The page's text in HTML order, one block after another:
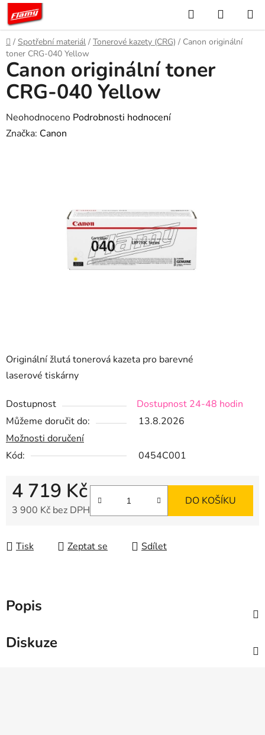
Přejít
obsah
Hledat
KOŠÍK
Domů
/ Spotřební materiál / Tonerové kazety (CRG) / Canon originální
toner CRG-040 Yellow
Originální žlutá tonerová kazeta pro barevné
laserové tiskárny
Dostupnost
Dostupnost 24-48 hodin
Můžeme doručit do:
13.8.2026
Možnosti doručení
Kód:
0454C001
4 719 Kč
3 900 Kč bez DPH
DO KOŠÍKU
Tisk Zeptat se Sdílet
Canon originální toner
CRG-040 Yellow
Průměrné
hodnocení
Neohodnoceno Podrobnosti hodnocení
Značka: Canon
Popis
Diskuze